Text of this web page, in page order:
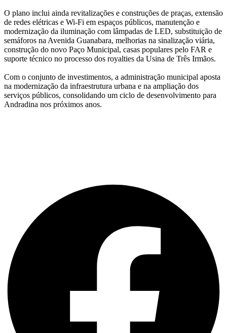
O plano inclui ainda revitalizações e construções de praças, extensão
de redes elétricas e Wi-Fi em espaços públicos, manutenção e
modernização da iluminação com lâmpadas de LED, substituição de
semáforos na Avenida Guanabara, melhorias na sinalização viária,
construção do novo Paço Municipal, casas populares pelo FAR e
suporte técnico no processo dos royalties da Usina de Três Irmãos.
Com o conjunto de investimentos, a administração municipal aposta
na modernização da infraestrutura urbana e na ampliação dos
serviços públicos, consolidando um ciclo de desenvolvimento para
Andradina nos próximos anos.